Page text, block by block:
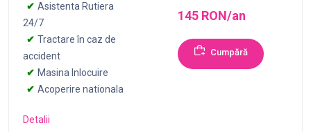
Asistenta Rutiera
24/7
Tractare în caz de
accident
Masina Inlocuire
Acoperire nationala
Detalii
145 RON/an
Cumpără